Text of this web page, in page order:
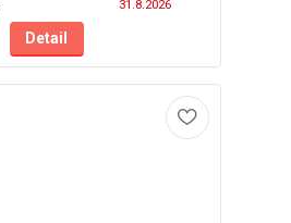
31.8.2026
Detail